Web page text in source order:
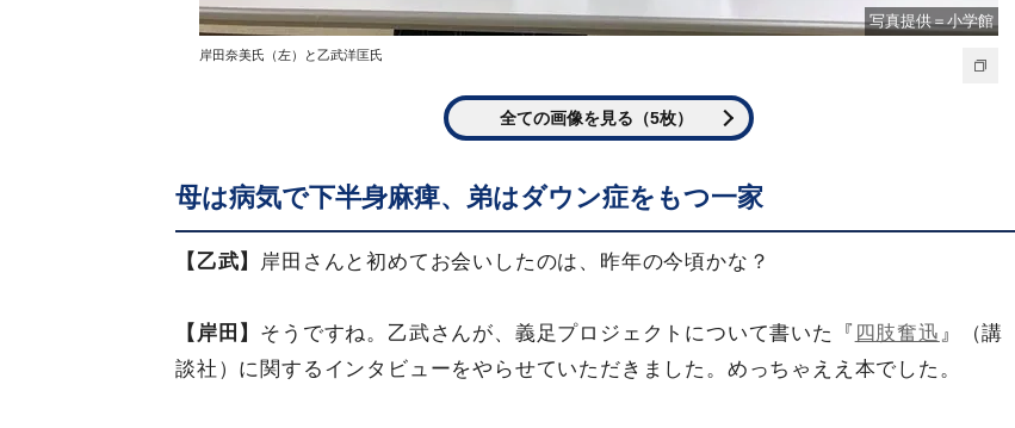
写真提供＝小学館
岸田奈美氏（左）と乙武洋匡氏
全ての画像を見る（5枚）
母は病気で下半身麻痺、弟はダウン症をもつ一家
【乙武】 岸田さんと初めてお会いしたのは、昨年の今頃かな？
【岸田】 そうですね。乙武さんが、義足プロジェクトについて書いた『 四肢奮迅 』（講
談社）に関するインタビューをやらせていただきました。めっちゃええ本でした。